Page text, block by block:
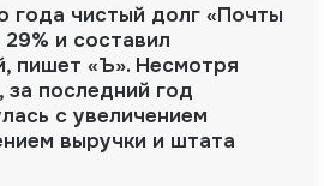
года чистый долг «Почты
и составил
пишет «Ъ». Несмотря
последний год
с увеличением
выручки и штата